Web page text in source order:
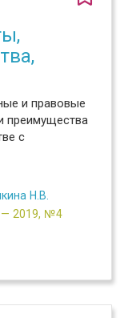
и правовые
преимущества
с
Н.В.
2019, №4